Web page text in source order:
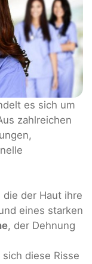
es sich um
zahlreichen
der Haut ihre
eines starken
, der Dehnung
diese Risse